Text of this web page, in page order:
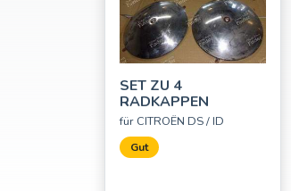
SET ZU 4
RADKAPPEN
für CITROËN DS / ID
Gut